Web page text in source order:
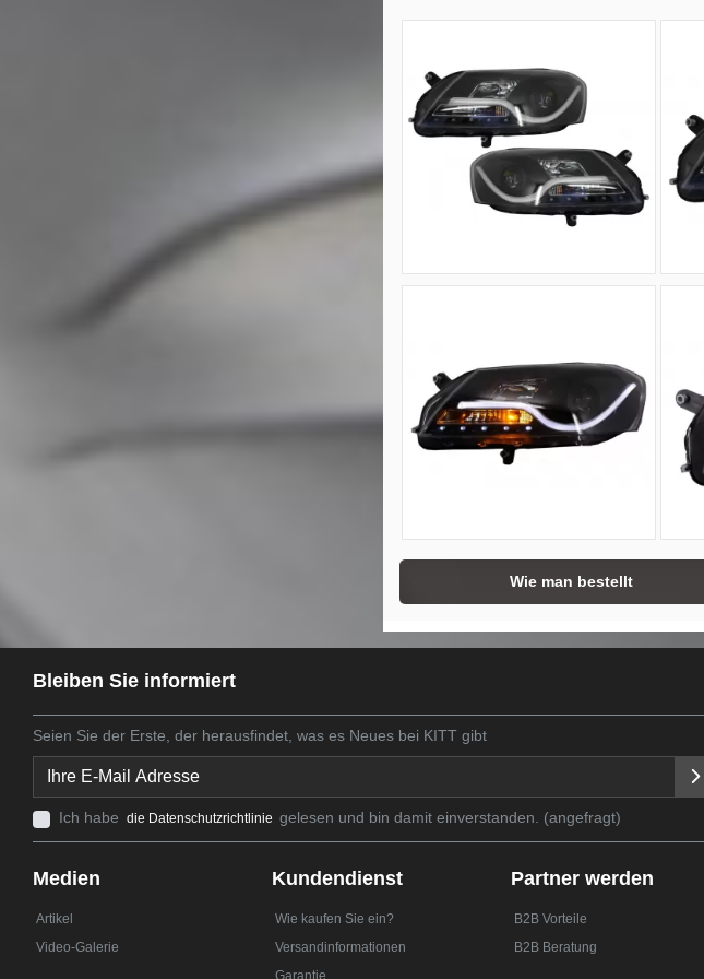
Wie man bestellt
Bleiben Sie informiert
Seien Sie der Erste, der herausfindet, was es Neues bei KITT gibt
Ich habe die Datenschutzrichtlinie gelesen und bin damit einverstanden. (angefragt)
Medien
Artikel
Video-Galerie
Kundendienst
Wie kaufen Sie ein?
Versandinformationen
Garantie
Partner werden
B2B Vorteile
B2B Beratung